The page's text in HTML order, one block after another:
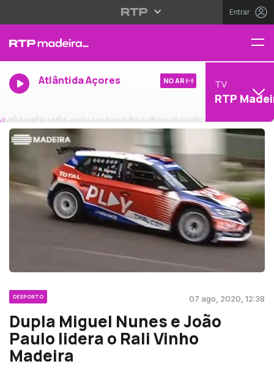
Entrar
Atlântida Açores NO AR TV
RTP
DESPORTO 07 ago, 2020, 12:38
Dupla Miguel Nunes e João
Paulo lidera o Rali Vinho
Madeira